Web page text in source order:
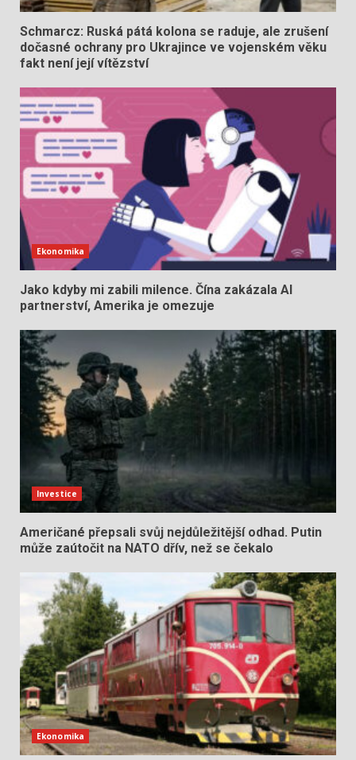
Schmarcz: Ruská pátá kolona se raduje, ale zrušení
dočasné ochrany pro Ukrajince ve vojenském věku
fakt není její vítězství
Ekonomika
Jako kdyby mi zabili milence. Čína zakázala AI
partnerství, Amerika je omezuje
Investice
Američané přepsali svůj nejdůležitější odhad. Putin
může zaútočit na NATO dřív, než se čekalo
Ekonomika